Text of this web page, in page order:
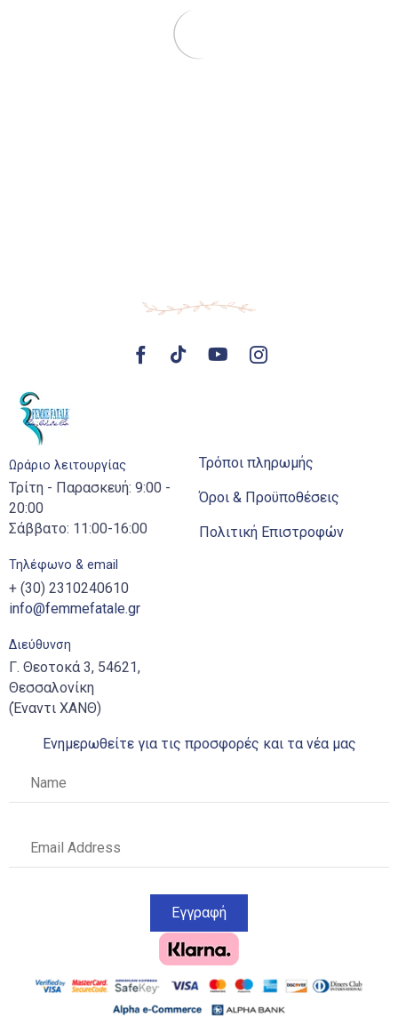
Ωράριο λειτουργίας
Τρίτη - Παρασκευή: 9:00 -
20:00
Σάββατο: 11:00-16:00
Τηλέφωνο & email
+ (30) 2310240610
info@femmefatale.gr
Διεύθυνση
Γ. Θεοτοκά 3, 54621,
Θεσσαλονίκη
(Έναντι ΧΑΝΘ)
Τρόποι πληρωμής
Όροι & Προϋποθέσεις
Πολιτική Επιστροφών
Ενημερωθείτε για τις προσφορές και τα νέα μας
Εγγραφή